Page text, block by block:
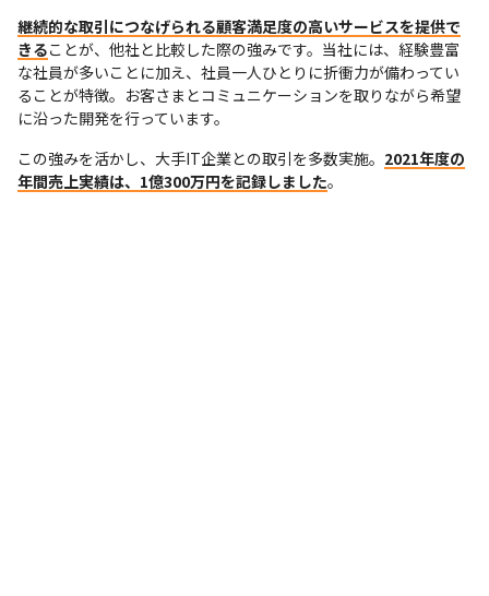
継続的な取引につなげられる顧客満足度の高いサービスを提供で
きることが、他社と比較した際の強みです。当社には、経験豊富
な社員が多いことに加え、社員一人ひとりに折衝力が備わってい
ることが特徴。お客さまとコミュニケーションを取りながら希望
に沿った開発を行っています。
この強みを活かし、大手IT企業との取引を多数実施。 2021年度の
年間売上実績は、1億300万円を記録しました。